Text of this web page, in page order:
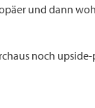
und dann
noch